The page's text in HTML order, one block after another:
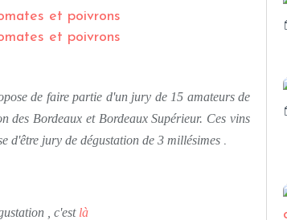
de faire partie d'un jury de 15 amateurs de
des Bordeaux et Bordeaux Supérieur. Ces vins
d'être jury de dégustation de 3 millésimes .
, c'est là